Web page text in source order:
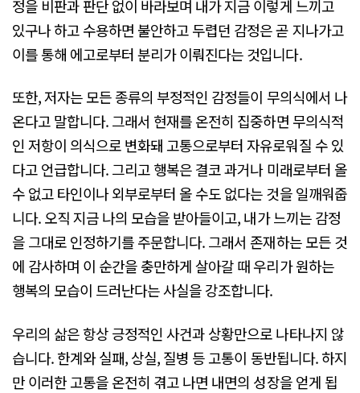
정을 비판과 판단 없이 바라보며 내가 지금 이렇게 느끼고
있구나 하고 수용하면 불안하고 두렵던 감정은 곧 지나가고
이를 통해 에고로부터 분리가 이뤄진다는 것입니다.
또한, 저자는 모든 종류의 부정적인 감정들이 무의식에서 나
온다고 말합니다. 그래서 현재를 온전히 집중하면 무의식적
인 저항이 의식으로 변화돼 고통으로부터 자유로워질 수 있
다고 언급합니다. 그리고 행복은 결코 과거나 미래로부터 올
수 없고 타인이나 외부로부터 올 수도 없다는 것을 일깨워줍
니다. 오직 지금 나의 모습을 받아들이고, 내가 느끼는 감정
을 그대로 인정하기를 주문합니다. 그래서 존재하는 모든 것
에 감사하며 이 순간을 충만하게 살아갈 때 우리가 원하는
행복의 모습이 드러난다는 사실을 강조합니다.
우리의 삶은 항상 긍정적인 사건과 상황만으로 나타나지 않
습니다. 한계와 실패, 상실, 질병 등 고통이 동반됩니다. 하지
만 이러한 고통을 온전히 겪고 나면 내면의 성장을 얻게 됩